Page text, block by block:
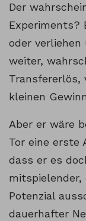
Der
Experiments?
oder
weiter,
Transfererlös,
kleinen
Aber er wäre
Tor eine erste
dass er es
mitspielender,
Potenzial
dauerhafter